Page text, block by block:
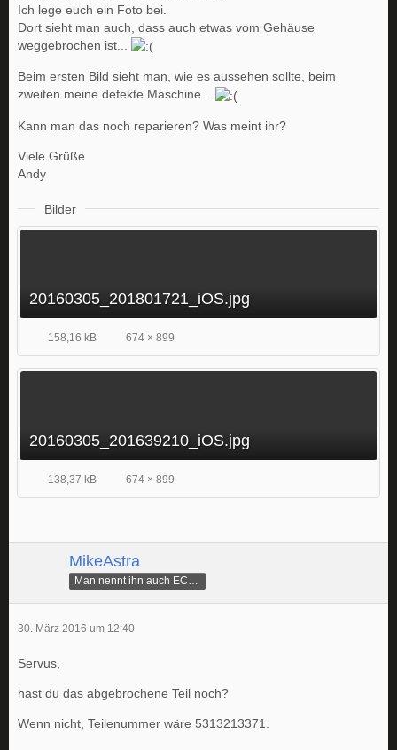
Ich lege euch ein Foto bei.
Dort sieht man auch, dass auch etwas vom Gehäuse
weggebrochen ist...
Beim ersten Bild sieht man, wie es aussehen sollte, beim
zweiten meine defekte Maschine...
Kann man das noch reparieren? Was meint ihr?
Viele Grüße
Andy
Bilder
20160305_201801721_iOS.jpg
158,16 kB 674 × 899
20160305_201639210_iOS.jpg
138,37 kB 674 × 899
MikeAstra
Man nennt ihn auch ECAMike
30. März 2016 um 12:40
Servus,
hast du das abgebrochene Teil noch?
Wenn nicht, Teilenummer wäre 5313213371.